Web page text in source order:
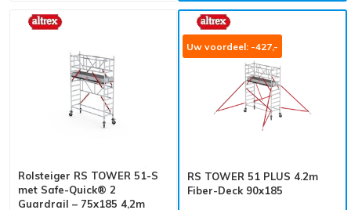
Rolsteiger RS TOWER 51-S
met Safe-Quick® 2
Guardrail – 75x185 4,2m
Uw voordeel: -427,-
RS TOWER 51 PLUS 4.2m
Fiber-Deck 90x185